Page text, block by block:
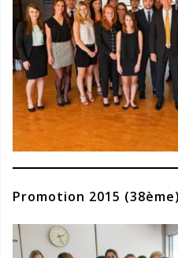
Promotion 2015 (38ème)